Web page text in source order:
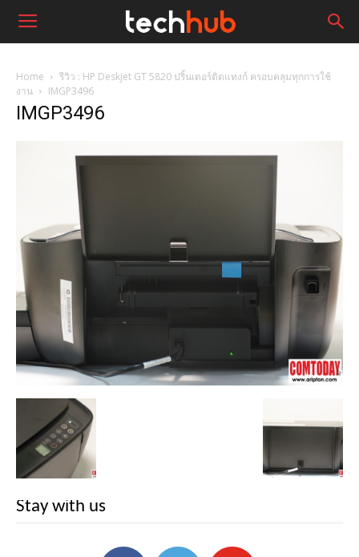
Home
รีวิว : HP Deskjet GT 5820 ปริ้นเตอร์ติดแทงก์ ครอบคลุมทุกการใช้
งาน
IMGP3496
IMGP3496
Stay with us